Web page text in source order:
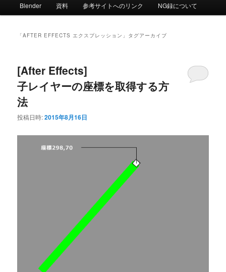
メ
イ
ン
ン
ツ
ブ
テ
ツ
へ
Blender 資料 参考サイトへのリンク NG録について
「AFTER EFFECTS エクスプレッション 」タグアーカイブ
[After Effects]
子レイヤーの座標を取得する方
法
投稿日時:2015年8月16日